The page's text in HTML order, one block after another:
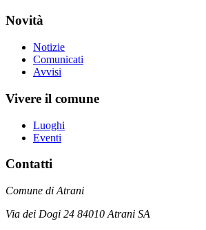
Novità
Notizie
Comunicati
Avvisi
Vivere il comune
Luoghi
Eventi
Contatti
Comune di Atrani
Via dei Dogi 24 84010 Atrani SA